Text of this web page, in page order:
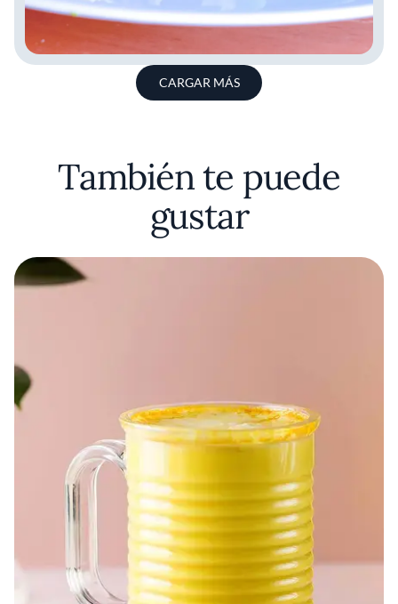
CARGAR MÁS
También te puede
gustar